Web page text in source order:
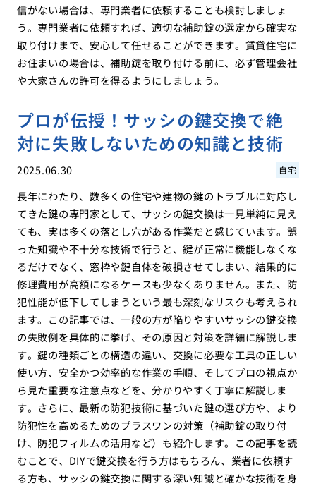
信がない場合は、専門業者に依頼することも検討しましょ
う。専門業者に依頼すれば、適切な補助錠の選定から確実な
取り付けまで、安心して任せることができます。賃貸住宅に
お住まいの場合は、補助錠を取り付ける前に、必ず管理会社
や大家さんの許可を得るようにしましょう。
プロが伝授！サッシの鍵交換で絶
対に失敗しないための知識と技術
2025.06.30 自宅
長年にわたり、数多くの住宅や建物の鍵のトラブルに対応し
てきた鍵の専門家として、サッシの鍵交換は一見単純に見え
ても、実は多くの落とし穴がある作業だと感じています。誤
った知識や不十分な技術で行うと、鍵が正常に機能しなくな
るだけでなく、窓枠や鍵自体を破損させてしまい、結果的に
修理費用が高額になるケースも少なくありません。また、防
犯性能が低下してしまうという最も深刻なリスクも考えられ
ます。この記事では、一般の方が陥りやすいサッシの鍵交換
の失敗例を具体的に挙げ、その原因と対策を詳細に解説しま
す。鍵の種類ごとの構造の違い、交換に必要な工具の正しい
使い方、安全かつ効率的な作業の手順、そしてプロの視点か
ら見た重要な注意点などを、分かりやすく丁寧に解説しま
す。さらに、最新の防犯技術に基づいた鍵の選び方や、より
防犯性を高めるためのプラスワンの対策（補助錠の取り付
け、防犯フィルムの活用など）も紹介します。この記事を読
むことで、DIYで鍵交換を行う方はもちろん、業者に依頼す
る方も、サッシの鍵交換に関する深い知識と確かな技術を身